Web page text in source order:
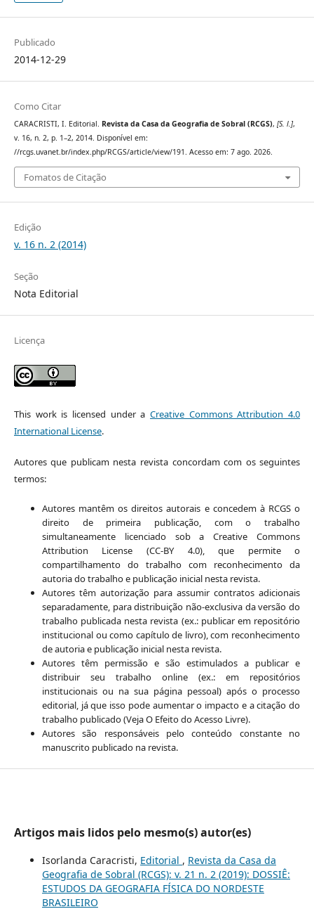
Publicado
2014-12-29
Como Citar
CARACRISTI, I. Editorial. Revista da Casa da Geografia de Sobral (RCGS), [S. l.],
v. 16, n. 2, p. 1–2, 2014. Disponível em:
//rcgs.uvanet.br/index.php/RCGS/article/view/191. Acesso em: 7 ago. 2026.
Fomatos de Citação
Edição
v. 16 n. 2 (2014)
Seção
Nota Editorial
Licença
This work is licensed under aCreative Commons Attribution 4.0
International License.
Autores que publicam nesta revista concordam com os seguintes
termos:
Autores mantêm os direitos autorais e concedem à RCGS o
direito de primeira publicação, com o trabalho
simultaneamente licenciado sob a Creative Commons
Attribution License (CC-BY 4.0), que permite o
compartilhamento do trabalho com reconhecimento da
autoria do trabalho e publicação inicial nesta revista.
Autores têm autorização para assumir contratos adicionais
separadamente, para distribuição não-exclusiva da versão do
trabalho publicada nesta revista (ex.: publicar em repositório
institucional ou como capítulo de livro), com reconhecimento
de autoria e publicação inicial nesta revista.
Autores têm permissão e são estimulados a publicar e
distribuir seu trabalho online (ex.: em repositórios
institucionais ou na sua página pessoal) após o processo
editorial, já que isso pode aumentar o impacto e a citação do
trabalho publicado (Veja O Efeito do Acesso Livre).
Autores são responsáveis pelo conteúdo constante no
manuscrito publicado na revista.
Artigos mais lidos pelo mesmo(s) autor(es)
Isorlanda Caracristi, Editorial , Revista da Casa da
Geografia de Sobral (RCGS): v. 21 n. 2 (2019): DOSSIÊ:
ESTUDOS DA GEOGRAFIA FÍSICA DO NORDESTE
BRASILEIRO